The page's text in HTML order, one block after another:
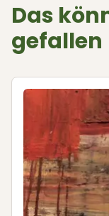
Das
gefallen